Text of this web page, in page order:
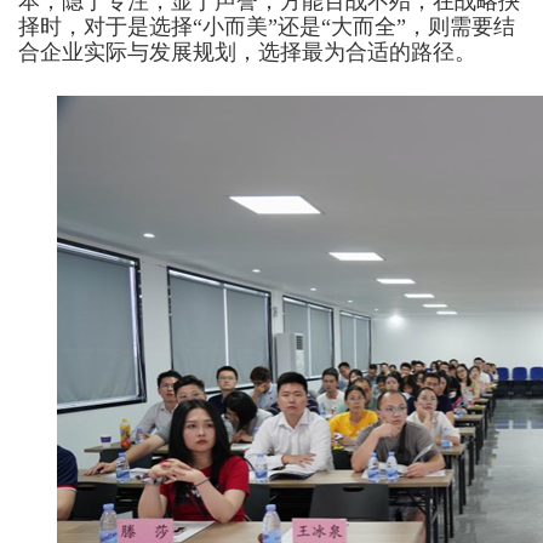
择时，对于是选择“小而美”还是“大而全”，则需要结
合企业实际与发展规划，选择最为合适的路径。